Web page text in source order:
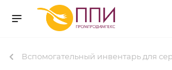
Вспомогательный инвентарь для